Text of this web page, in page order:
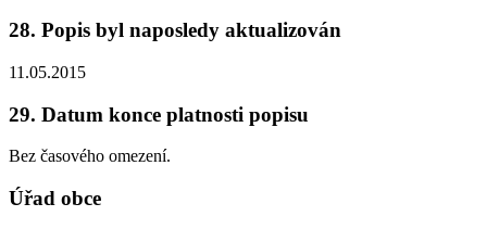
28. Popis byl naposledy aktualizován
11.05.2015
29. Datum konce platnosti popisu
Bez časového omezení.
Úřad obce